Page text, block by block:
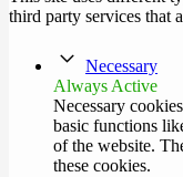
third party services that
Necessary
Always Active
Necessary
basic functions
of the website.
these cookies.